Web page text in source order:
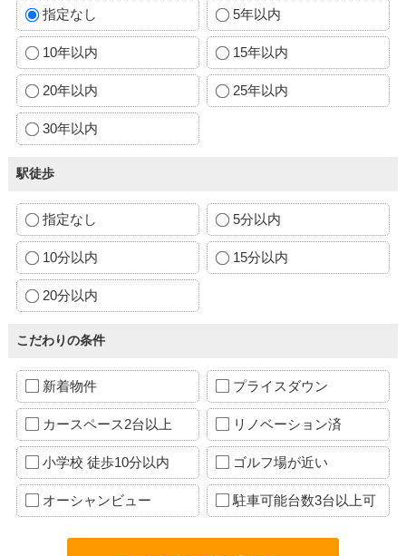
指定なし 5年以内
10年以内 15年以内
20年以内 25年以内
30年以内
駅徒歩
指定なし 5分以内
10分以内 15分以内
20分以内
こだわりの条件
新着物件 プライスダウン
カースペース2台以上 リノベーション済
小学校 徒歩10分以内 ゴルフ場が近い
オーシャンビュー 駐車可能台数3台以上可